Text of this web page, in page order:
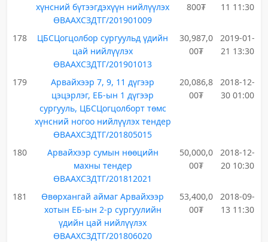
хүнсний бүтээгдэхүүн нийлүүлэх
ӨВААХСЗДТГ/201901009
800₮
11 11:30
178
ЦБСЦогцолбор сургуульд үдийн
цай нийлүүлэх
ӨВААХСЗДТГ/201901013
30,987,0
00₮
2019-01-
21 13:30
179
Арвайхээр 7, 9, 11 дүгээр
цэцэрлэг, ЕБ-ын 1 дүгээр
сургууль, ЦБСЦогцолборт төмс
хүнсний ногоо нийлүүлэх тендер
ӨВААХСЗДТГ/201805015
20,086,8
00₮
2018-12-
30 01:00
180
Арвайхээр сумын нөөцийн
махны тендер
ӨВААХСЗДТГ/201812021
50,000,0
00₮
2018-12-
20 10:30
181
Өвөрхангай аймаг Арвайхээр
хотын ЕБ-ын 2-р сургуулийн
үдийн цай нийлүүлэх
ӨВААХСЗДТГ/201806020
53,400,0
00₮
2018-09-
13 11:30